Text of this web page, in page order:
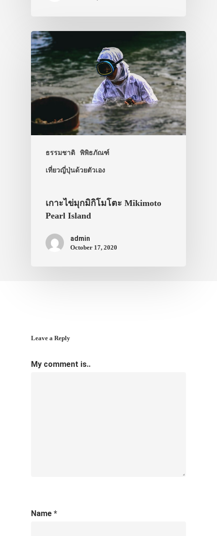
ธรรมชาติ พิพิธภัณฑ์
เที่ยวญี่ปุ่นด้วยตัวเอง
เกาะไข่มุกมิกิโมโตะ Mikimoto
Pearl Island
admin
October 17, 2020
Leave a Reply
My comment is..
Name *
ประเทศญี่ปุ่น
เที่ยวญี่ปุ่นด้ว
เอง
รถบัส
เดินทาง
VIDEO